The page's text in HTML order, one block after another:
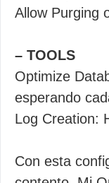
Allow Purging
– TOOLS
Optimize
esperando
Log Creation:
Con esta